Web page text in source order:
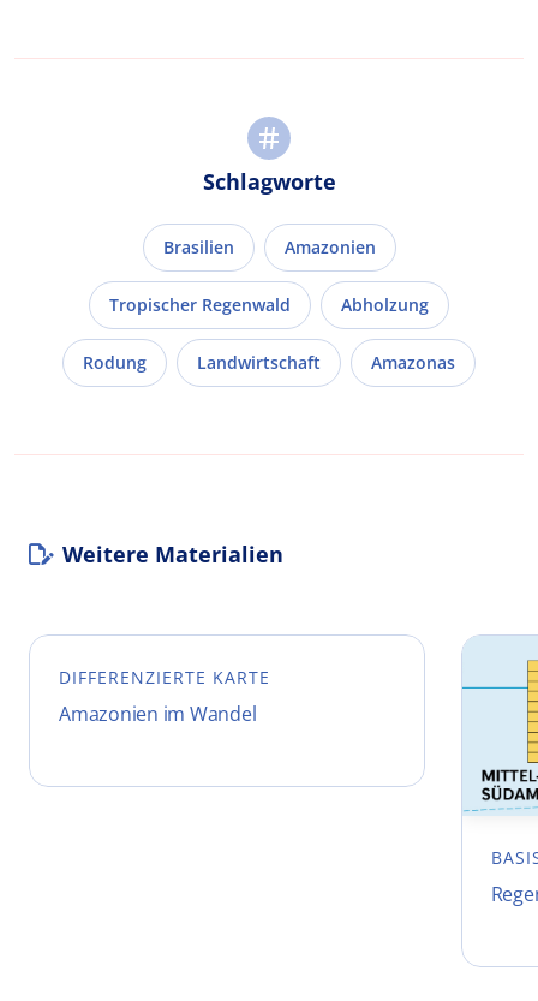
Schlagworte
Brasilien Amazonien
Tropischer Regenwald Abholzung
Rodung Landwirtschaft Amazonas
Weitere Materialien
DIFFERENZIERTE KARTE
Amazonien im Wandel